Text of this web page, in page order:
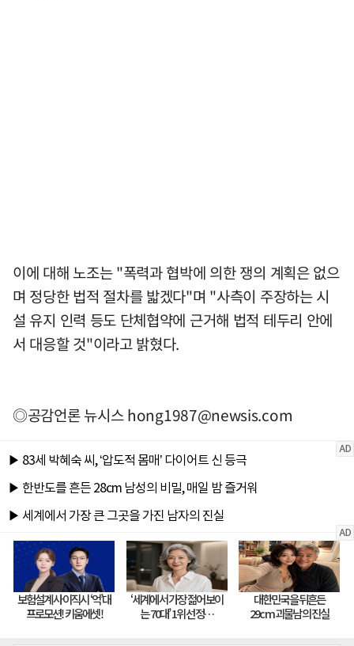
이에 대해 노조는 "폭력과 협박에 의한 쟁의 계획은 없으
며 정당한 법적 절차를 밟겠다"며 "사측이 주장하는 시
설 유지 인력 등도 단체협약에 근거해 법적 테두리 안에
서 대응할 것"이라고 밝혔다.
◎공감언론 뉴시스hong1987@newsis.com